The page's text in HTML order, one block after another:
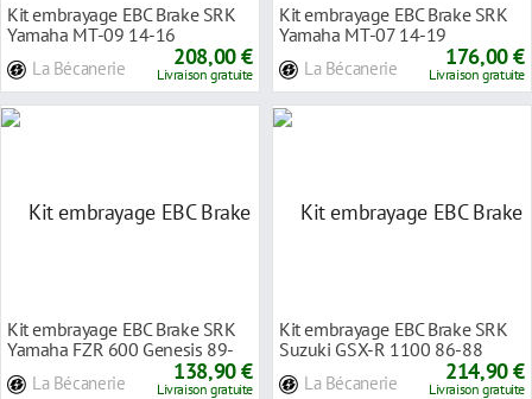
Kit embrayage EBC Brake SRK
Yamaha MT-09 14-16
La Bécanerie 208,00 €
Livraison gratuite
Kit embrayage EBC Brake SRK
Yamaha MT-07 14-19
La Bécanerie 176,00 €
Livraison gratuite
Kit embrayage EBC Brake SRK
Yamaha FZR 600 Genesis 89-
La Bécanerie 138,90 €
Livraison gratuite
Kit embrayage EBC Brake SRK
Suzuki GSX-R 1100 86-88
La Bécanerie 214,90 €
Livraison gratuite